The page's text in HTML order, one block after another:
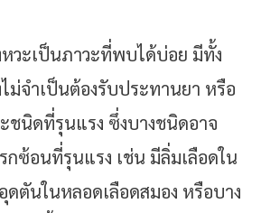
หวะเป็นภาวะที่พบได้บ่อย มีทั้ง
ม่จำเป็นต้องรับประทานยา หรือ
ชนิดที่รุนแรง ซึ่งบางชนิดอาจ
กซ้อนที่รุนแรง เช่น มีลิ่มเลือดใน
ดตันในหลอดเลือดสมอง หรือบาง